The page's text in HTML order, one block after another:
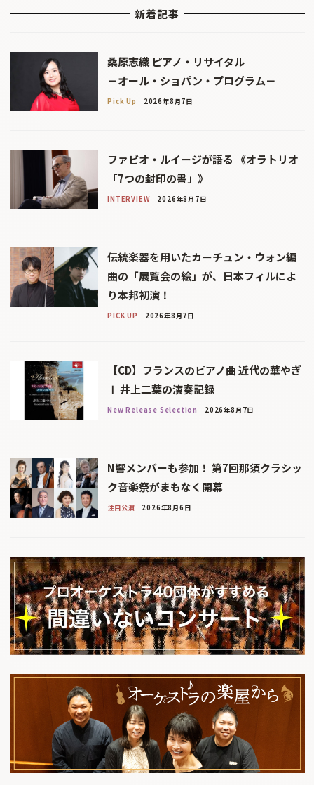
新着記事
桑原志織 ピアノ・リサイタル
－オール・ショパン・プログラム－
Pick Up 2026年8月7日
ファビオ・ルイージが語る 《オラトリオ
「7つの封印の書」》
INTERVIEW 2026年8月7日
伝統楽器を用いたカーチュン・ウォン編
曲の「展覧会の絵」が、日本フィルによ
り本邦初演！
PICK UP 2026年8月7日
【CD】フランスのピアノ曲 近代の華やぎ
Ⅰ 井上二葉の演奏記録
New Release Selection 2026年8月7日
N響メンバーも参加！ 第7回那須クラシッ
ク音楽祭がまもなく開幕
注目公演 2026年8月6日